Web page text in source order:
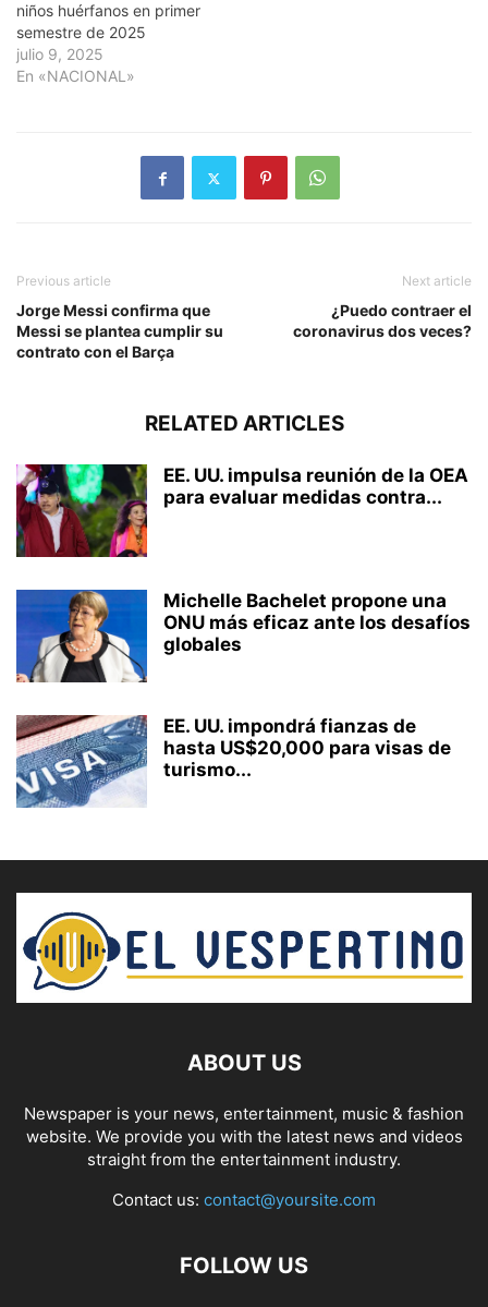
niños huérfanos en primer
semestre de 2025
julio 9, 2025
En «NACIONAL»
Previous article
Jorge Messi confirma que
Messi se plantea cumplir su
contrato con el Barça
Next article
¿Puedo contraer el
coronavirus dos veces?
RELATED ARTICLES
EE. UU. impulsa reunión de la OEA
para evaluar medidas contra...
Michelle Bachelet propone una
ONU más eficaz ante los desafíos
globales
EE. UU. impondrá fianzas de
hasta US$20,000 para visas de
turismo...
ABOUT US
Newspaper is your news, entertainment, music & fashion
website. We provide you with the latest news and videos
straight from the entertainment industry.
Contact us: contact@yoursite.com
FOLLOW US